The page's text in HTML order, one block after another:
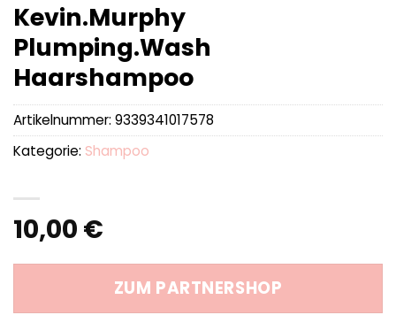
Kevin.Murphy
Plumping.Wash
Haarshampoo
10,00 €
ZUM PARTNERSHOP
Artikelnummer: 9339341017578
Kategorie: Shampoo